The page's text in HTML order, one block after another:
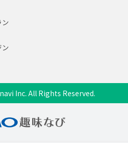
Inc. All Rights Reserved.